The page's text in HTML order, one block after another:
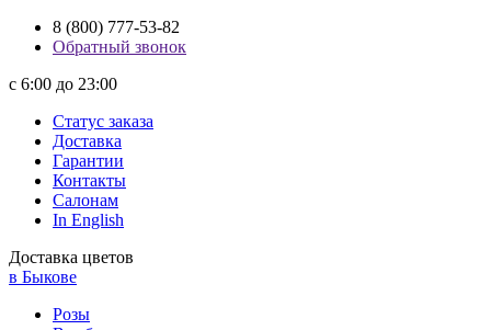
8 (800) 777-53-82
Обратный звонок
с 6:00 до 23:00
Статус заказа
Доставка
Гарантии
Контакты
Салонам
In English
Доставка цветов
в Быкове
Розы